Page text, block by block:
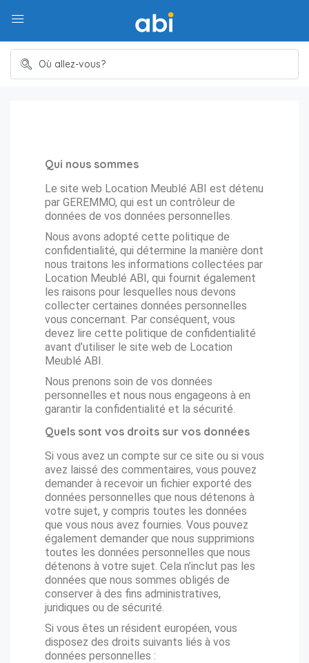
Qui nous sommes
Le site web Location Meublé ABI est détenu
par GEREMMO, qui est un contrôleur de
données de vos données personnelles.
Nous avons adopté cette politique de
confidentialité, qui détermine la manière dont
nous traitons les informations collectées par
Location Meublé ABI, qui fournit également
les raisons pour lesquelles nous devons
collecter certaines données personnelles
vous concernant. Par conséquent, vous
devez lire cette politique de confidentialité
avant d’utiliser le site web de Location
Meublé ABI.
Nous prenons soin de vos données
personnelles et nous nous engageons à en
garantir la confidentialité et la sécurité.
Quels sont vos droits sur vos données
Si vous avez un compte sur ce site ou si vous
avez laissé des commentaires, vous pouvez
demander à recevoir un fichier exporté des
données personnelles que nous détenons à
votre sujet, y compris toutes les données
que vous nous avez fournies. Vous pouvez
également demander que nous supprimions
toutes les données personnelles que nous
détenons à votre sujet. Cela n’inclut pas les
données que nous sommes obligés de
conserver à des fins administratives,
juridiques ou de sécurité.
Si vous êtes un résident européen, vous
disposez des droits suivants liés à vos
données personnelles :